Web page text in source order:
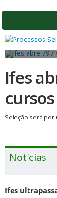
Ifes
Seleção será por
Notícias
Ifes ultrapassa